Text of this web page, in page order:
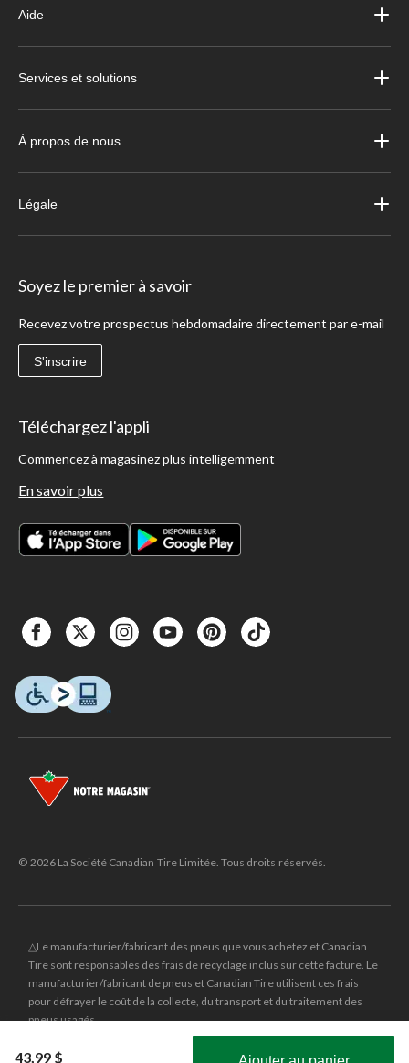
43,99 $
Aide
Services et solutions
À propos de nous
Légale
Soyez le premier à savoir
Recevez votre prospectus hebdomadaire directement par e-mail
S'inscrire
Téléchargez l'appli
Commencez à magasinez plus intelligemment
En savoir plus
© 2026 La Société Canadian Tire Limitée. Tous droits réservés.
△Le manufacturier/fabricant des pneus que vous achetez et Canadian
Tire sont responsables des frais de recyclage inclus sur cette facture. Le
manufacturier/fabricant de pneus et Canadian Tire utilisent ces frais
pour défrayer le coût de la collecte, du transport et du traitement des
pneus usagés.